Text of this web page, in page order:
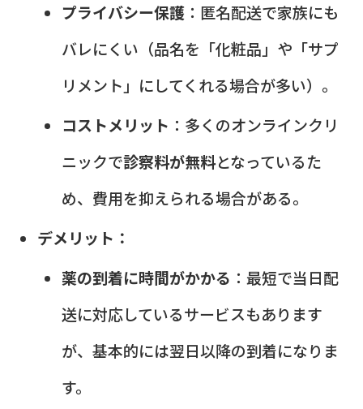
プライバシー保護：匿名配送で家族にも
バレにくい（品名を「化粧品」や「サプ
リメント」にしてくれる場合が多い）。
コストメリット ：多くのオンラインクリ
ニックで診察料が無料となっているた
め、費用を抑えられる場合がある。
デメリット：
薬の到着に時間がかかる ：最短で当日配
送に対応しているサービスもあります
が、基本的には翌日以降の到着になりま
す。